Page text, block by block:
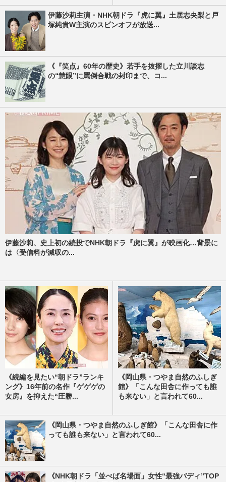
伊藤沙莉主演・NHK朝ドラ『虎に翼』土居志央梨と戸
塚純貴W主演のスピンオフが放送...
《『笑点』60年の歴史》若手を抜擢した立川談志
の“慧眼”に罵倒合戦の封印まで、コ...
伊藤沙莉、史上初の続投でNHK朝ドラ『虎に翼』が映画化…背景に
は〈受信料が減収の...
《続編を見たい“朝ドラ”ランキ
ング》16年前の名作『ゲゲゲの
女房』を抑えた“圧勝...
《岡山県・つやま自然のふしぎ
館》「こんな田舎に作っても誰
も来ない」と言われて60...
《岡山県・つやま自然のふしぎ館》「こんな田舎に作
っても誰も来ない」と言われて60...
《NHK朝ドラ「並べば名場面」女性“最強バディ”TOP